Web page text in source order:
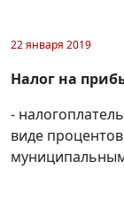
22 января 2019
Налог на
-
виде